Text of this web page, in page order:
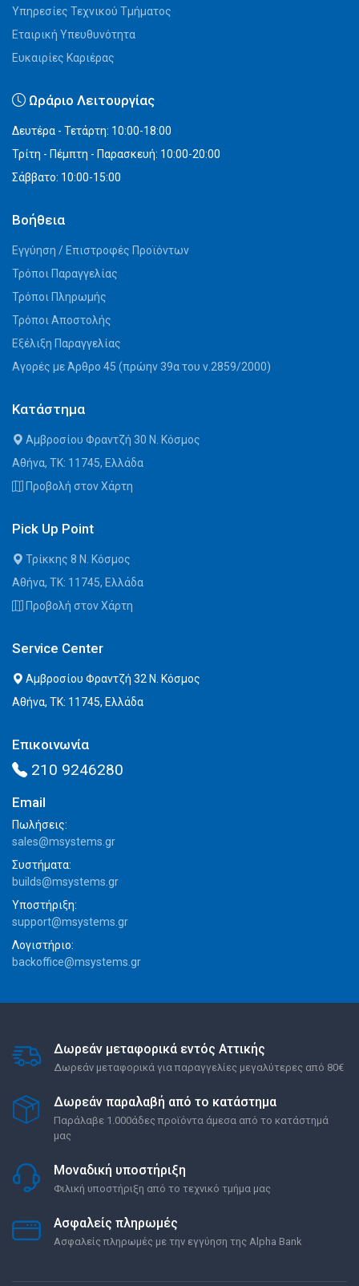
Υπηρεσίες Τεχνικού Τμήματος
Εταιρική Υπευθυνότητα
Ευκαιρίες Καριέρας
Ωράριο Λειτουργίας
Δευτέρα - Τετάρτη: 10:00-18:00
Τρίτη - Πέμπτη - Παρασκευή: 10:00-20:00
Σάββατο: 10:00-15:00
Βοήθεια
Εγγύηση / Επιστροφές Προϊόντων
Τρόποι Παραγγελίας
Τρόποι Πληρωμής
Τρόποι Αποστολής
Εξέλιξη Παραγγελίας
Αγορές με Άρθρο 45 (πρώην 39α του ν.2859/2000)
Κατάστημα
Αμβροσίου Φραντζή 30 Ν. Κόσμος
Αθήνα, ΤΚ: 11745, Ελλάδα
Προβολή στον Χάρτη
Pick Up Point
Τρίκκης 8 Ν. Κόσμος
Αθήνα, ΤΚ: 11745, Ελλάδα
Προβολή στον Χάρτη
Service Center
Αμβροσίου Φραντζή 32 Ν. Κόσμος
Αθήνα, ΤΚ: 11745, Ελλάδα
Επικοινωνία
210 9246280
Email
Πωλήσεις:
sales@msystems.gr
Συστήματα:
builds@msystems.gr
Υποστήριξη:
support@msystems.gr
Λογιστήριο:
backoffice@msystems.gr
Δωρεάν μεταφορικά εντός Αττικής
Δωρεάν μεταφορικά για παραγγελίες μεγαλύτερες από 80€
Δωρεάν παραλαβή από το κατάστημα
Παράλαβε 1.000άδες προϊόντα άμεσα από το κατάστημά
μας
Μοναδική υποστήριξη
Φιλική υποστήριξη από το τεχνικό τμήμα μας
Ασφαλείς πληρωμές
Ασφαλείς πληρωμές με την εγγύηση της Alpha Bank